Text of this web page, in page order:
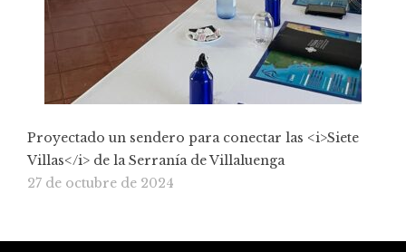
Proyectado un sendero para conectar las <i>Siete
Villas</i> de la Serranía de Villaluenga
27 de octubre de 2024